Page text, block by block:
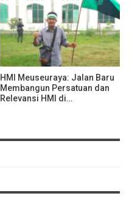
HMI Meuseuraya: Jalan Baru
Membangun Persatuan dan
Relevansi HMI di…